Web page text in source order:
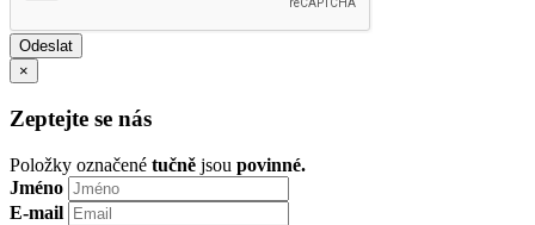
×
Zeptejte se nás
Položky označené tučně jsou povinné.
Jméno
E-mail